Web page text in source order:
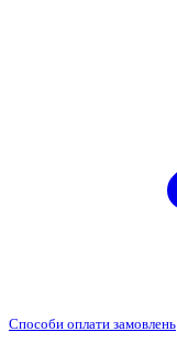
Способи оплати замовлень